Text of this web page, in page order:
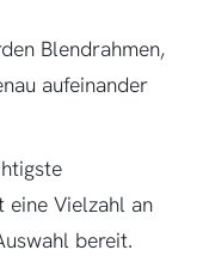
Blendrahmen,
aufeinander
eine Vielzahl an
bereit.